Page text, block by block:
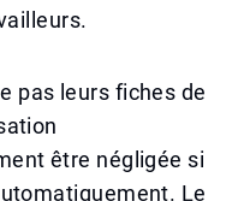
pas leurs fiches de
être négligée si
Le